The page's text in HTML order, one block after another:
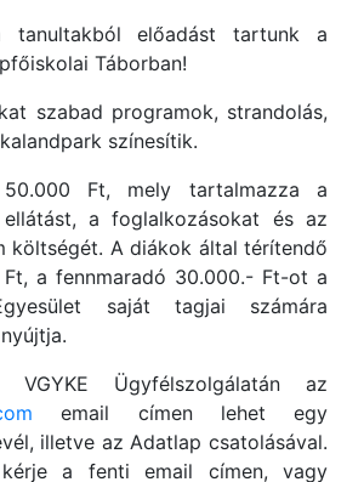
előadást tartunk a
Táborban!
szabad programok, strandolás,
színesítik.
Ft, mely tartalmazza a
a foglalkozásokat és az
költségét. A diákok által térítendő
a fennmaradó 30.000.- Ft-ot a
saját tagjai számára
VGYKE Ügyfélszolgálatán az
email címen lehet egy
illetve az Adatlap csatolásával.
a fenti email címen, vagy